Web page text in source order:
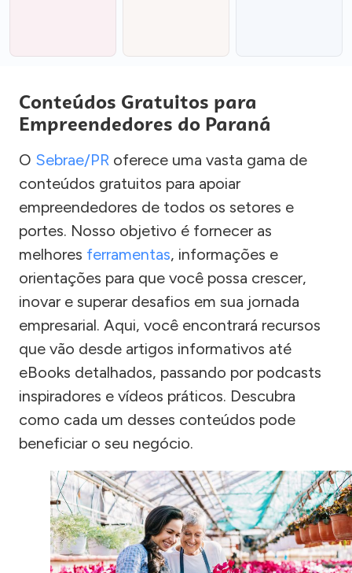
Conteúdos Gratuitos para
Empreendedores do Paraná
O Sebrae/PR oferece uma vasta gama de
conteúdos gratuitos para apoiar
empreendedores de todos os setores e
portes. Nosso objetivo é fornecer as
melhores ferramentas, informações e
orientações para que você possa crescer,
inovar e superar desafios em sua jornada
empresarial. Aqui, você encontrará recursos
que vão desde artigos informativos até
eBooks detalhados, passando por podcasts
inspiradores e vídeos práticos. Descubra
como cada um desses conteúdos pode
beneficiar o seu negócio.